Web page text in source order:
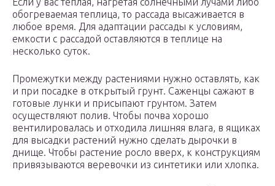
обогреваемая теплица, то рассада высаживается в
любое время. Для адаптации рассады к условиям,
емкости с рассадой оставляются в теплице на
несколько суток.
Промежутки между растениями нужно оставлять, как
и при посадке в открытый грунт. Саженцы сажают в
готовые лунки и присыпают грунтом. Затем
осуществляют полив. Чтобы почва хорошо
вентилировалась и отходила лишняя влага, в ящиках
для высадки растений нужно сделать дырочки в
днище. Чтобы растение росло вверх, к конструкциям
привязываются веревочки из синтетики или хлопка.